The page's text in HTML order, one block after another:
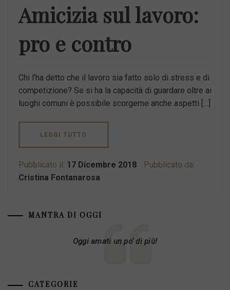
Amicizia sul lavoro:
pro e contro
Chi l’ha detto che il lavoro sia fatto solo di stress e di
competizione? Se si ha la capacità di guardare oltre ai
luoghi comuni è possibile scorgerne anche aspetti […]
LEGGI TUTTO
Pubblicato il: 17 Dicembre 2018
Pubblicato da:
Cristina Fontanarosa
MANTRA DI OGGI
Oggi amati un po’ di più!
CATEGORIE